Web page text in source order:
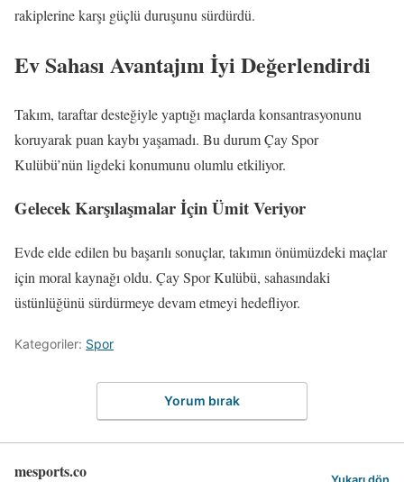
rakiplerine karşı güçlü duruşunu sürdürdü.
Ev Sahası Avantajını İyi Değerlendirdi
Takım, taraftar desteğiyle yaptığı maçlarda konsantrasyonunu
koruyarak puan kaybı yaşamadı. Bu durum Çay Spor
Kulübü’nün ligdeki konumunu olumlu etkiliyor.
Gelecek Karşılaşmalar İçin Ümit Veriyor
Evde elde edilen bu başarılı sonuçlar, takımın önümüzdeki maçlar
için moral kaynağı oldu. Çay Spor Kulübü, sahasındaki
üstünlüğünü sürdürmeye devam etmeyi hedefliyor.
Kategoriler: Spor
Yorum bırak
mesports.co